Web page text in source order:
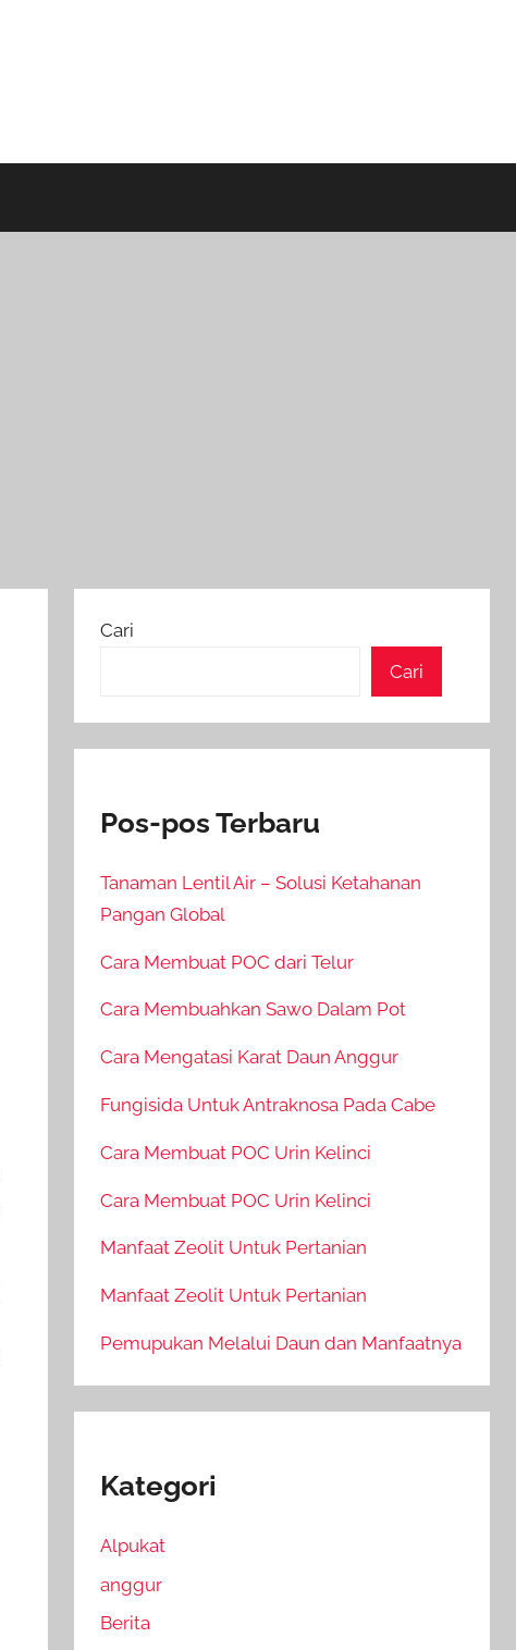
Cari
Cari
Pos-pos Terbaru
Tanaman Lentil Air – Solusi Ketahanan
Pangan Global
Cara Membuat POC dari Telur
Cara Membuahkan Sawo Dalam Pot
Cara Mengatasi Karat Daun Anggur
Fungisida Untuk Antraknosa Pada Cabe
Cara Membuat POC Urin Kelinci
Cara Membuat POC Urin Kelinci
Manfaat Zeolit Untuk Pertanian
Manfaat Zeolit Untuk Pertanian
Pemupukan Melalui Daun dan Manfaatnya
Kategori
Alpukat
anggur
Berita